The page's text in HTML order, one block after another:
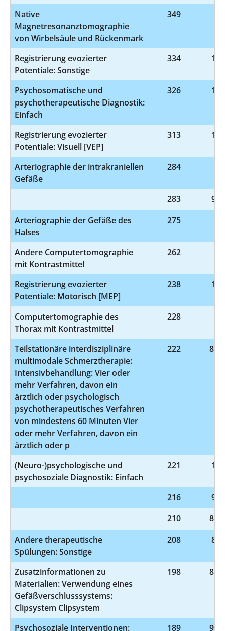
Native
Magnetresonanztomographie
von Wirbelsäule und Rückenmark
349
Registrierung evozierter
Potentiale: Sonstige
334 1-
Psychosomatische und
psychotherapeutische Diagnostik:
Einfach
326 1-
Registrierung evozierter
Potentiale: Visuell [VEP]
313 1-
Arteriographie der intrakraniellen
Gefäße
284
283
9-
Arteriographie der Gefäße des
Halses
275
Andere Computertomographie
mit Kontrastmittel
262
Registrierung evozierter
Potentiale: Motorisch [MEP]
238 1-
Computertomographie des
Thorax mit Kontrastmittel
228
Teilstationäre interdisziplinäre
multimodale Schmerztherapie:
Intensivbehandlung: Vier oder
mehr Verfahren, davon ein
ärztlich oder psychologisch
psychotherapeutisches Verfahren
von mindestens 60 Minuten Vier
oder mehr Verfahren, davon ein
ärztlich oder p
222 8-
(Neuro-)psychologische und
psychosoziale Diagnostik: Einfach
221 1-
216
9-
210
8-
Andere therapeutische
Spülungen: Sonstige
208 8-
Zusatzinformationen zu
Materialien: Verwendung eines
Gefäßverschlusssystems:
Clipsystem Clipsystem
198 8-
Psychosoziale Interventionen: 189 9-